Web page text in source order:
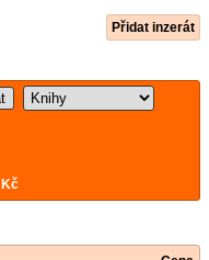
Přidat inzerát
Kč